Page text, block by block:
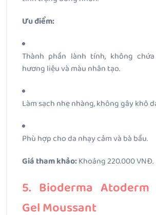
Ưu điểm:
Thành phần lành tính, không
hương liệu và màu nhân tạo.
Làm sạch nhẹ nhàng, không gây khô
Phù hợp cho da nhạy cảm và bà bầu.
Giá tham khảo:Khoảng 220.000 VNĐ.
5. Bioderma Atoderm
Gel Moussant